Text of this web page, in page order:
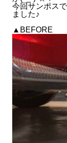
- 2025.12
- 2025.11
- 2025.10
- 2025.09
- 2025.08
- 2025.07
今回サンポス
ました♪
▲BEFORE